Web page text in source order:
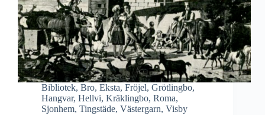
Bibliotek, Bro, Eksta, Fröjel, Grötlingbo,
Hangvar, Hellvi, Kräklingbo, Roma,
Sjonhem, Tingstäde, Västergarn, Visby